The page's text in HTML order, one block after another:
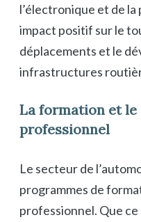
l’électronique et de
impact positif sur le
déplacements et le
infrastructures
La formation et le
professionnel
Le secteur de
programmes de
professionnel. Que